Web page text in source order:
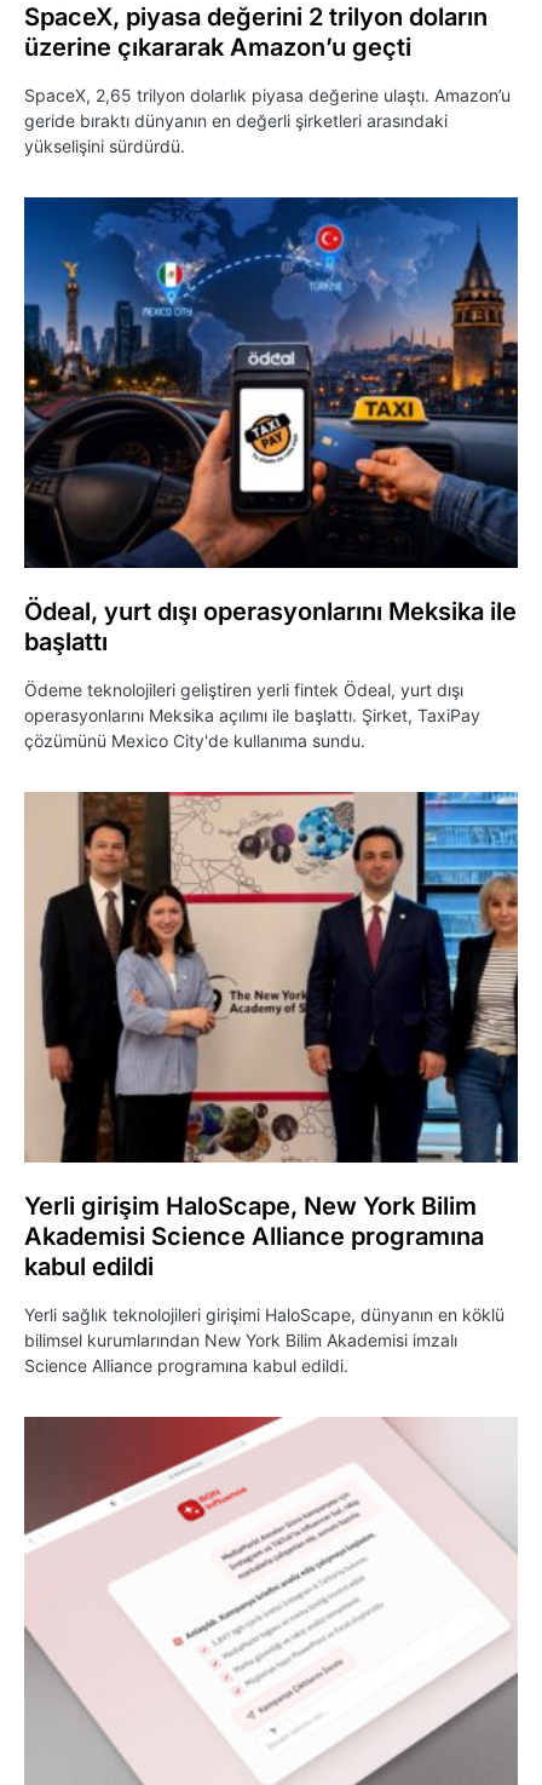
SpaceX, piyasa değerini 2 trilyon doların
üzerine çıkararak Amazon’u geçti
SpaceX, 2,65 trilyon dolarlık piyasa değerine ulaştı. Amazon’u
geride bıraktı dünyanın en değerli şirketleri arasındaki
yükselişini sürdürdü.
Ödeal, yurt dışı operasyonlarını Meksika ile
başlattı
Ödeme teknolojileri geliştiren yerli fintek Ödeal, yurt dışı
operasyonlarını Meksika açılımı ile başlattı. Şirket, TaxiPay
çözümünü Mexico City'de kullanıma sundu.
Yerli girişim HaloScape, New York Bilim
Akademisi Science Alliance programına
kabul edildi
Yerli sağlık teknolojileri girişimi HaloScape, dünyanın en köklü
bilimsel kurumlarından New York Bilim Akademisi imzalı
Science Alliance programına kabul edildi.